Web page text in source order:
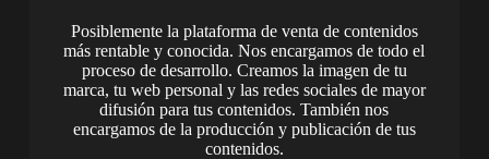
Posiblemente la plataforma de venta de contenidos
más rentable y conocida. Nos encargamos de todo el
proceso de desarrollo. Creamos la imagen de tu
marca, tu web personal y las redes sociales de mayor
difusión para tus contenidos. También nos
encargamos de la producción y publicación de tus
contenidos.